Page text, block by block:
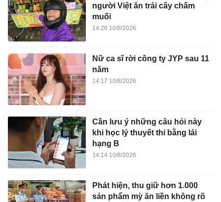
người Việt ăn trái cây chấm
muối
14:26 10/8/2026
Nữ ca sĩ rời công ty JYP sau 11
năm
14:17 10/8/2026
Cần lưu ý những câu hỏi này
khi học lý thuyết thi bằng lái
hạng B
14:14 10/8/2026
Phát hiện, thu giữ hơn 1.000
sản phẩm mỳ ăn liền không rõ